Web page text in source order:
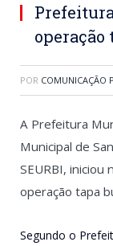
operação
POR COMUNICAÇÃO
A Prefeitura
Municipal de
SEURBI, iniciou
operação tapa
Segundo o